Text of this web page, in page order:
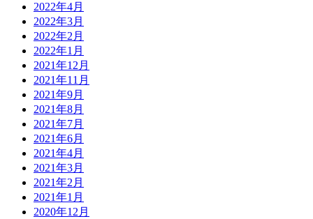
2022年4月
2022年3月
2022年2月
2022年1月
2021年12月
2021年11月
2021年9月
2021年8月
2021年7月
2021年6月
2021年4月
2021年3月
2021年2月
2021年1月
2020年12月